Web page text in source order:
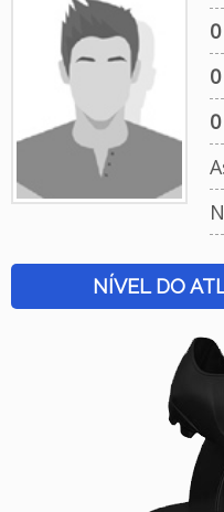
0
0
0
NÍVEL DO